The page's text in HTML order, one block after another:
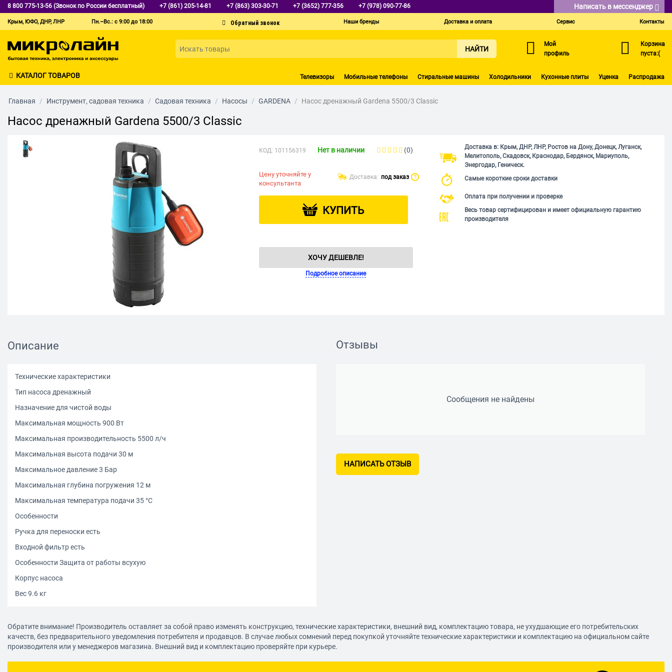
8 800 775-13-56 (Звонок по России бесплатный) +7 (861) 205-14-81 +7 (863) 303-30-71 +7 (3652) 777-356 +7 (978) 090-77-86 Написать в мессенджер
Крым, ЮФО, ДНР, ЛНР Пн.–Вс.: с 9:00 до 18:00 Наши бренды Доставка и оплата Сервис Контакты
НАЙТИ
Мой
профиль
Корзина
пуста:(
КАТАЛОГ ТОВАРОВ Телевизоры Мобильные телефоны Стиральные машины Холодильники Кухонные плиты Уценка Распродажа
Главная / Инструмент, садовая техника / Садовая техника / Насосы / GARDENA / Насос дренажный Gardena 5500/3 Classic
Насос дренажный Gardena 5500/3 Classic
КОД: 101156319 Нет в наличии (0)
Цену уточняйте у
консультанта
Доставка: под заказ ?
КУПИТЬ
ХОЧУ ДЕШЕВЛЕ!
Подробное описание
Доставка в: Крым, ДНР, ЛНР, Ростов на Дону, Донецк, Луганск,
Мелитополь, Скадовск, Краснодар, Бердянск, Мариуполь,
Энергодар, Геническ.
Самые короткие сроки доставки
Оплата при получении и проверке
Весь товар сертифицирован и имеет официальную гарантию
производителя
Описание
Технические характеристики
Тип насоса дренажный
Назначение для чистой воды
Максимальная мощность 900 Вт
Максимальная производительность 5500 л/ч
Максимальная высота подачи 30 м
Максимальное давление 3 Бар
Максимальная глубина погружения 12 м
Максимальная температура подачи 35 °С
Особенности
Ручка для переноски есть
Входной фильтр есть
Особенности Защита от работы всухую
Корпус насоса
Вес 9.6 кг
Отзывы
Сообщения не найдены
НАПИСАТЬ ОТЗЫВ
Обратите внимание! Производитель оставляет за собой право изменять конструкцию, технические характеристики, внешний вид, комплектацию товара, не ухудшающие его потребительских
качеств, без предварительного уведомления потребителя и продавцов. В случае любых сомнений перед покупкой уточняйте технические характеристики и комплектацию на официальном сайте
производителя или у менеджеров магазина. Внешний вид и комплектацию проверяйте при курьере.